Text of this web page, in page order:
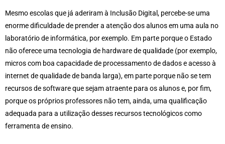
Mesmo escolas que já aderiram à Inclusão Digital, percebe-se uma
enorme dificuldade de prender a atenção dos alunos em uma aula no
laboratório de informática, por exemplo. Em parte porque o Estado
não oferece uma tecnologia de hardware de qualidade (por exemplo,
micros com boa capacidade de processamento de dados e acesso à
internet de qualidade de banda larga), em parte porque não se tem
recursos de software que sejam atraente para os alunos e, por fim,
porque os próprios professores não tem, ainda, uma qualificação
adequada para a utilização desses recursos tecnológicos como
ferramenta de ensino.